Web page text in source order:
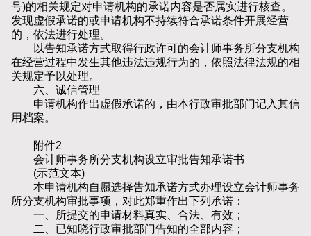
号)的相关规定对申请机构的承诺内容是否属实进行核查。
发现虚假承诺的或申请机构不持续符合承诺条件开展经营
的，依法进行处理。
以告知承诺方式取得行政许可的会计师事务所分支机构
在经营过程中发生其他违法违规行为的，依照法律法规的相
关规定予以处理。
六、诚信管理
申请机构作出虚假承诺的，由本行政审批部门记入其信
用档案。
附件2
会计师事务所分支机构设立审批告知承诺书
(示范文本)
本申请机构自愿选择告知承诺方式办理设立会计师事务
所分支机构审批事项，对此郑重作出下列承诺：
一、所提交的申请材料真实、合法、有效；
二、已知晓行政审批部门告知的全部内容；